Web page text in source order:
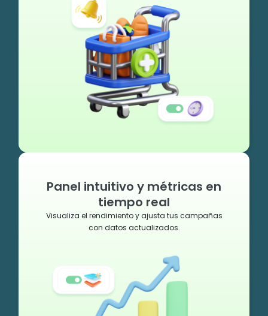
Panel intuitivo y métricas en
tiempo real
Visualiza el rendimiento y ajusta tus campañas
con datos actualizados.